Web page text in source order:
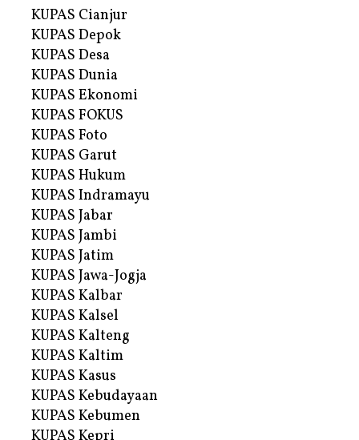
KUPAS Cianjur
KUPAS Depok
KUPAS Desa
KUPAS Dunia
KUPAS Ekonomi
KUPAS FOKUS
KUPAS Foto
KUPAS Garut
KUPAS Hukum
KUPAS Indramayu
KUPAS Jabar
KUPAS Jambi
KUPAS Jatim
KUPAS Jawa-Jogja
KUPAS Kalbar
KUPAS Kalsel
KUPAS Kalteng
KUPAS Kaltim
KUPAS Kasus
KUPAS Kebudayaan
KUPAS Kebumen